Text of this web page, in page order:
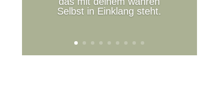
Selbst in Einklang steht.